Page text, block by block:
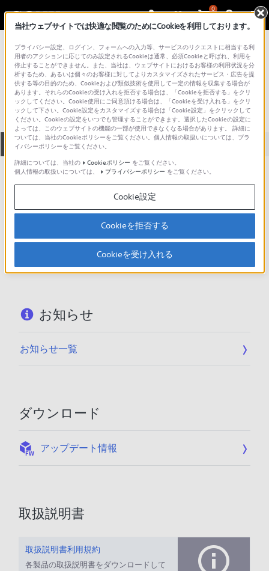
0
総合サポート・お問い合わせ VGN シリーズ
VGN-FT91PS_3
全て ダウンロード 取扱説明書 Q&A
製品に関する重要なお知らせ
お知らせ
製品に関する重要なお知らせ
重要なお知らせ一覧
お知らせ
お知らせ一覧
ダウンロード
アップデート情報
取扱説明書
取扱説明書利用規約
各製品の取扱説明書をダウンロードして
当社ウェブサイトでは快適な閲覧のためにCookieを利用しております。
プライバシー設定、ログイン、フォームへの入力等、サービスのリクエストに相当する利
用者のアクションに応じてのみ設定されるCookieは通常、必須Cookieと呼ばれ、利用を
停止することができません。また、当社は、ウェブサイトにおけるお客様の利用状況を分
析するため、あるいは個々のお客様に対してよりカスタマイズされたサービス・広告を提
供する等の目的のため、Cookieおよび類似技術を使用して一定の情報を収集する場合が
あります。それらのCookieの受け入れを拒否する場合は、「Cookieを拒否する」をクリ
ックしてください。Cookie使用にご同意頂ける場合は、「Cookieを受け入れる」をクリ
ックして下さい。Cookie設定をカスタマイズする場合は「Cookie設定」をクリックして
ください。Cookieの設定をいつでも管理することができます。選択したCookieの設定に
よっては、このウェブサイトの機能の一部が使用できなくなる場合があります。 詳細に
ついては、当社のCookieポリシーをご覧ください。個人情報の取扱いについては、プラ
イバシーポリシーをご覧ください。
詳細については、当社の
Cookieポリシー をご覧ください。
個人情報の取扱いについては、
プライバシーポリシー をご覧ください。
Cookie設定
Cookieを拒否する
Cookieを受け入れる